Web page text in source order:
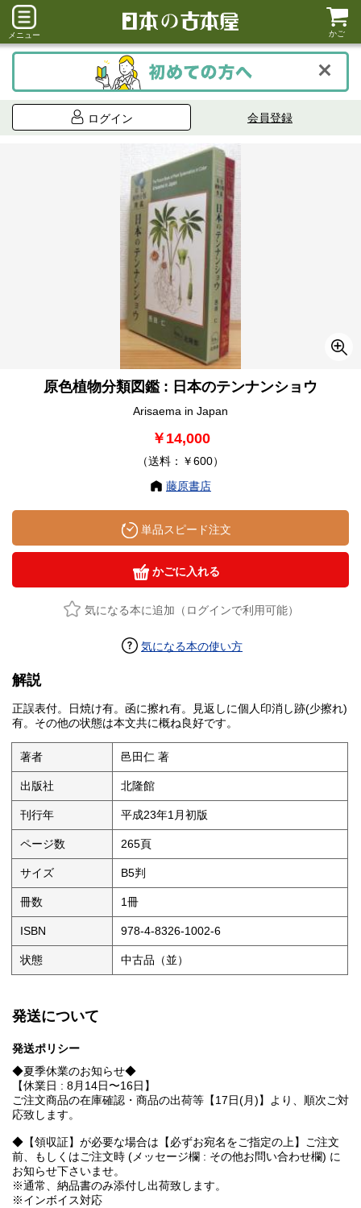
メニュー かご
ログイン 会員登録
原色植物分類図鑑 : 日本のテンナンショウ
Arisaema in Japan
￥14,000
（送料：￥600）
藤原書店
単品スピード注文
かごに入れる
気になる本に追加（ログインで利用可能）
気になる本の使い方
解説
正誤表付。日焼け有。函に擦れ有。見返しに個人印消し跡(少擦れ)
有。その他の状態は本文共に概ね良好です。
著者 邑田仁 著
出版社 北隆館
刊行年 平成23年1月初版
ページ数 265頁
サイズ B5判
冊数 1冊
ISBN 978-4-8326-1002-6
状態 中古品（並）
発送について
発送ポリシー
◆夏季休業のお知らせ◆
【休業日 : 8月14日〜16日】
ご注文商品の在庫確認・商品の出荷等【17日(月)】より、順次ご対
応致します。
◆【領収証】が必要な場合は【必ずお宛名をご指定の上】ご注文
前、もしくはご注文時 (メッセージ欄 : その他お問い合わせ欄) に
お知らせ下さいませ。
※通常、納品書のみ添付し出荷致します。
※インボイス対応